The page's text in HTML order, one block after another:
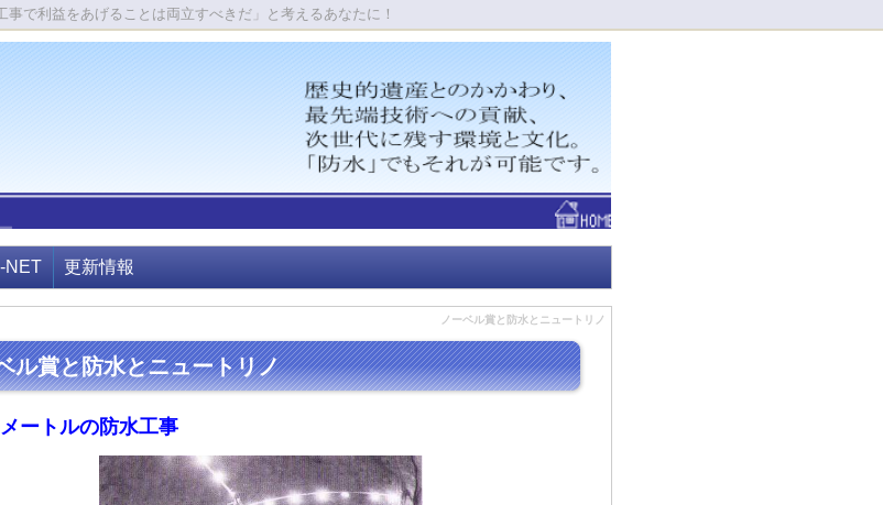
で利益をあげることは両立すべきだ」と考えるあなたに！
NET 更新情報
ノーベル賞と防水とニュートリノ
ル賞と防水とニュートリノ
ートルの防水工事